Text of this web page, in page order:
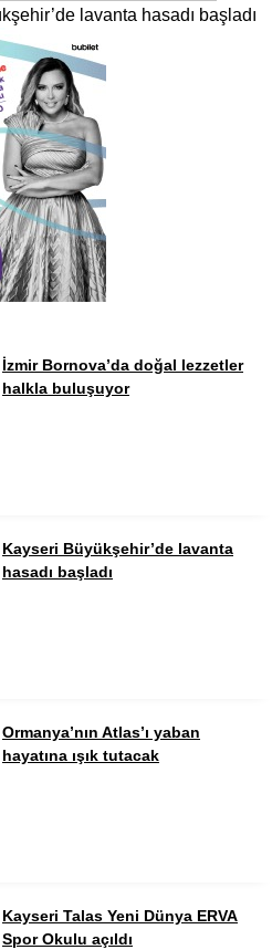
lavanta hasadı başladı
İzmir Bornova’da doğal lezzetler
halkla buluşuyor
Kayseri Büyükşehir’de lavanta
hasadı başladı
Ormanya’nın Atlas’ı yaban
hayatına ışık tutacak
Kayseri Talas Yeni Dünya ERVA
Spor Okulu açıldı